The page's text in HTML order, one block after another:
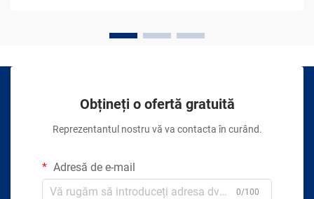
Obțineți o ofertă gratuită
Reprezentantul nostru vă va contacta în curând.
Adresă de e-mail
0/100